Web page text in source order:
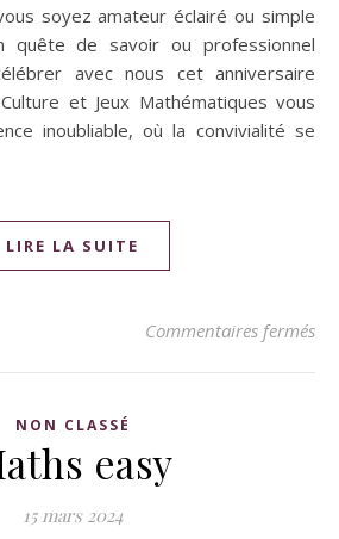
soyez amateur éclairé ou simple
quête de savoir ou professionnel
avec nous cet anniversaire
et Jeux Mathématiques vous
inoubliable, où la convivialité se
LIRE LA SUITE
Commentaires fermés
NON CLASSÉ
easy
15 mars 2024